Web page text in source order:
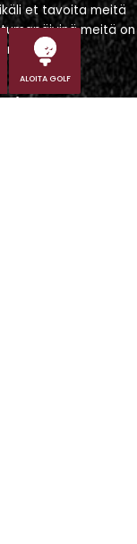
ALOITA GOLF
et tavoita meitä
meitä on